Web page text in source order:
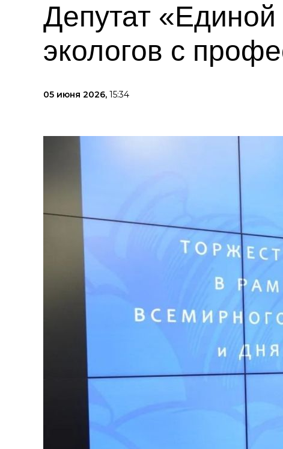
Депутат
экологов с
05 июня 2026, 15:34